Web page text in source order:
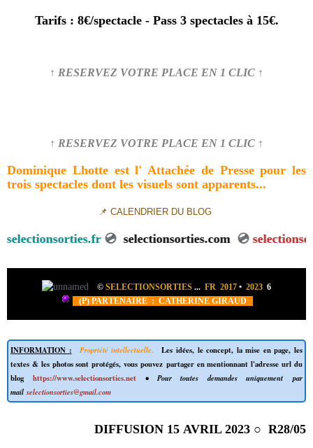
Tarifs : 8€/spectacle - Pass 3 spectacles à 15€.
↑ RESERVEZ VOTRE PLACE EN 1 CLIC ↑
↑ RESERVEZ VOTRE PLACE EN 1 CLIC ↑
Dominique Lhotte est l' Attachée de Presse pour les
trois spectacles dont les visuels sont apparents...
📌 CALENDRIER DU BLOG
💿selectionsorties.fr💿 selectionsorties.com💿
© SELECTIONSORTIES ... FR 2017 • 2023 6
(P) PARTENAIRE : CATHERINE GIRAUD
INFORMATION : Propriété intellectuelle.
Les idées, le concept, la mise en page, les
textes & les photos sont protégés, vous pouvez partager en mentionnant l'adresse url du
blog
https://www.selectionsorties.net
• Pour toutes demandes uniquement par
mail selectionsorties@gmail.com
DIFFUSION 15 AVRIL 2023 ○ R28/05